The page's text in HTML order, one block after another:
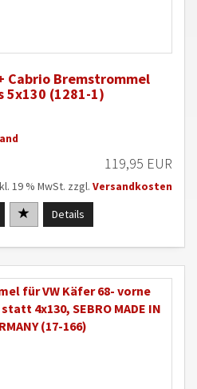
Cabrio Bremstrommel
5x130 (1281-1)
119,95 EUR
19 % MwSt. zzgl. Versandkosten
Details